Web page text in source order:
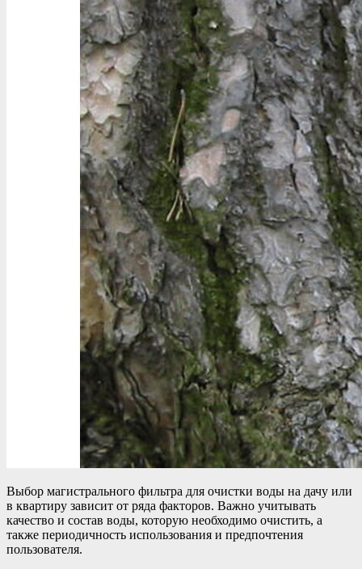
Выбор магистрального фильтра для очистки воды на дачу или
в квартиру зависит от ряда факторов. Важно учитывать
качество и состав воды, которую необходимо очистить, а
также периодичность использования и предпочтения
пользователя.